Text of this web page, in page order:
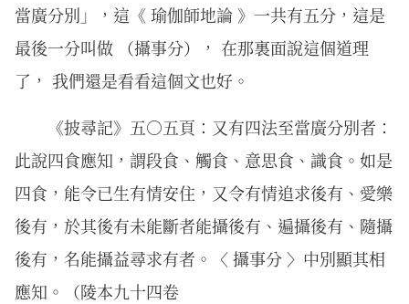
當廣分別」，這《 瑜伽師地論 》一共有五分，這是
最後一分叫做 （攝事分）， 在那裏面說這個道理
了， 我們還是看看這個文也好。
《披尋記》五○五頁：又有四法至當廣分別者：
此說四食應知，謂段食、觸食、意思食、識食。如是
四食，能令已生有情安住，又令有情追求後有、愛樂
後有，於其後有未能斷者能攝後有、遍攝後有、隨攝
後有，名能攝益尋求有者。〈 攝事分 〉中別顯其相
應知。（陵本九十四卷